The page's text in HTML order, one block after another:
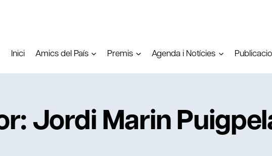
Inici Amics del País Premis Agenda i Notícies
Jordi Marin